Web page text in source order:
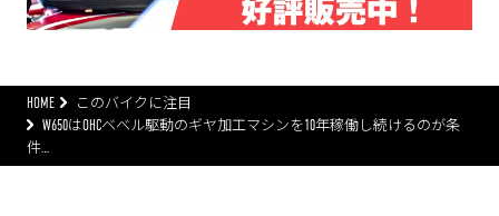
HOME
このバイクに注目
W650はOHCベベル駆動のギヤ加工マシンを10年稼働し続けるのが条
件…